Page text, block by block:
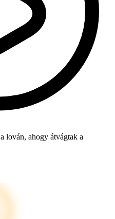
a lován, ahogy átvágtak a